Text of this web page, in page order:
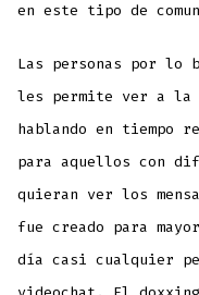
en este tipo de
Las personas por lo
les permite ver a la
hablando en tiempo
para aquellos con
quieran ver los
fue creado para
día casi cualquier